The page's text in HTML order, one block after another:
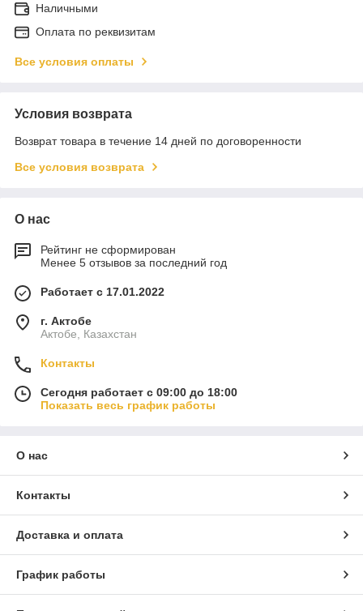
Наличными
Оплата по реквизитам
Все условия оплаты
Условия возврата
Возврат товара в течение 14 дней по договоренности
Все условия возврата
О нас
Рейтинг не сформирован
Менее 5 отзывов за последний год
Работает с 17.01.2022
г. Актобе
Актобе, Казахстан
Контакты
Сегодня работает с 09:00 до 18:00
Показать весь график работы
О нас
Контакты
Доставка и оплата
График работы